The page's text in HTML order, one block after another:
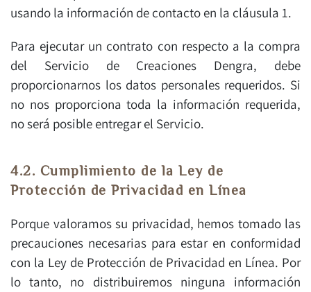
usando la información de contacto en la cláusula 1.
Para ejecutar un contrato con respecto a la compra
del Servicio de Creaciones Dengra, debe
proporcionarnos los datos personales requeridos. Si
no nos proporciona toda la información requerida,
no será posible entregar el Servicio.
4.2. Cumplimiento de la Ley de
Protección de Privacidad en Línea
Porque valoramos su privacidad, hemos tomado las
precauciones necesarias para estar en conformidad
con la Ley de Protección de Privacidad en Línea. Por
lo tanto, no distribuiremos ninguna información